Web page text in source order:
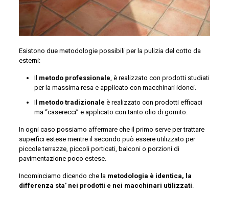
Esistono due metodologie possibili per la pulizia del cotto da
esterni:
Il metodo professionale , è realizzato con prodotti studiati
per la massima resa e applicato con macchinari idonei.
Il metodo tradizionale è realizzato con prodotti efficaci
ma “caserecci” e applicato con tanto olio di gomito.
In ogni caso possiamo affermare che il primo serve per trattare
superfici estese mentre il secondo può essere utilizzato per
piccole terrazze, piccoli porticati, balconi o porzioni di
pavimentazione poco estese.
Incominciamo dicendo che la metodologia è identica, la
differenza sta’ nei prodotti e nei macchinari utilizzati